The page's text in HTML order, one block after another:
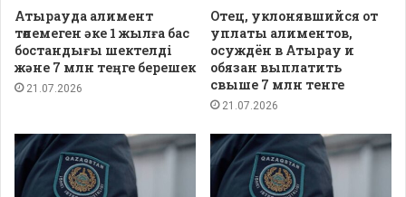
Атырауда алимент
төлемеген әке 1 жылға бас
бостандығы шектелді
және 7 млн теңге берешек
21.07.2026
Отец, уклонявшийся от
уплаты алиментов,
осуждён в Атырау и
обязан выплатить
свыше 7 млн тенге
21.07.2026